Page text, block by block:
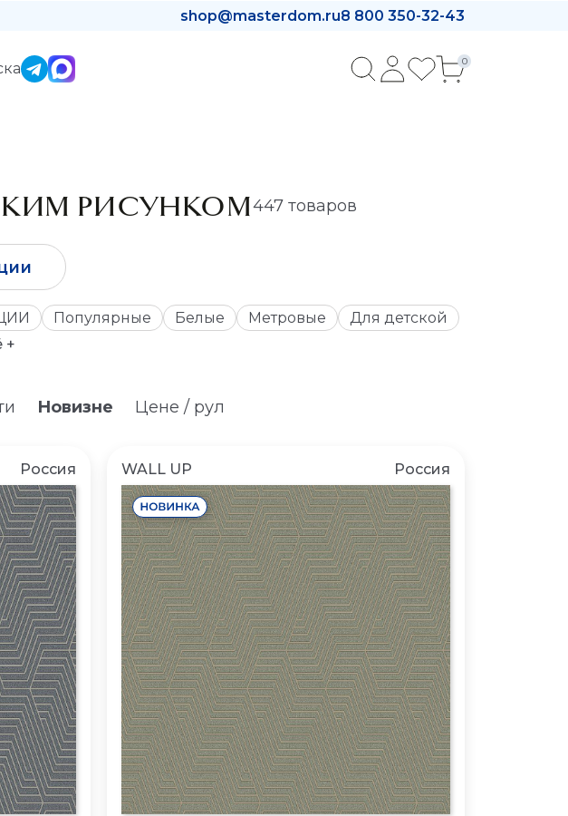
shop@masterdom.ru8 800 350-32-43
0
РИСУНКОМ447 товаров
Популярные Белые Метровые
Для детской
+
Новизне Цене / рул
Россия WALL UP Россия